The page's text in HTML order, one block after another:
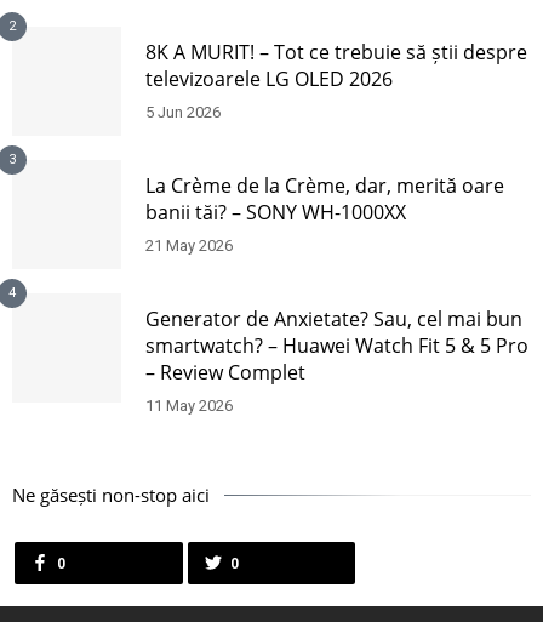
2
8K A MURIT! – Tot ce trebuie să știi despre
televizoarele LG OLED 2026
5 Jun 2026
3
La Crème de la Crème, dar, merită oare
banii tăi? – SONY WH-1000XX
21 May 2026
4
Generator de Anxietate? Sau, cel mai bun
smartwatch? – Huawei Watch Fit 5 & 5 Pro
– Review Complet
11 May 2026
Ne găsești non-stop aici
0 0